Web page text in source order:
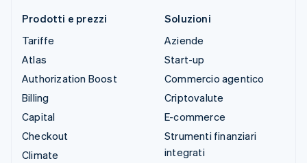
Prodotti e prezzi
Tariffe
Atlas
Authorization Boost
Billing
Capital
Checkout
Climate
Soluzioni
Aziende
Start-up
Commercio agentico
Criptovalute
E-commerce
Strumenti finanziari
integrati